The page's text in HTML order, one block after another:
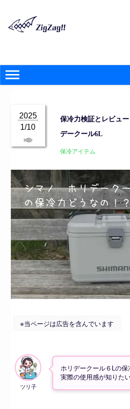
保冷力検証とレビュ
デークール6L
2025
1/10
保冷アイテム
※当ページは広告を含んでいます
ホリデークール６Lの保
実際の使用感が知りたい